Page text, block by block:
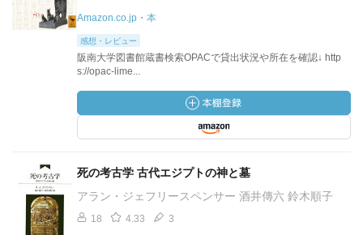
Amazon.co.jp・本
感想・レビュー
阪南大学図書館蔵書検索OPACで貸出状況や所在を確認↓ http
s://opac-lime...
死の考古学 古代エジプトの神と墓
アラン・ジェフリースペンサー 酒井傳六 鈴木順子
18 4.33 3